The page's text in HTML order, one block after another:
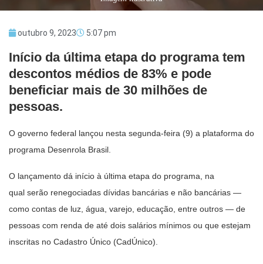
outubro 9, 2023 5:07 pm
Início da última etapa do programa tem
descontos médios de 83% e pode
beneficiar mais de 30 milhões de
pessoas.
O governo federal lançou nesta segunda-feira (9) a plataforma do
programa Desenrola Brasil.
O lançamento dá início à última etapa do programa, na
qual serão renegociadas dívidas bancárias e não bancárias —
como contas de luz, água, varejo, educação, entre outros — de
pessoas com renda de até dois salários mínimos ou que estejam
inscritas no Cadastro Único (CadÚnico).